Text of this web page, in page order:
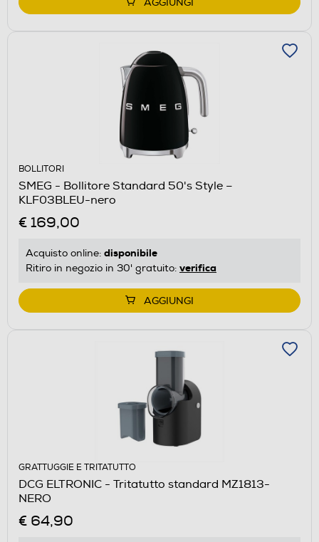
BOLLITORI
SMEG - Bollitore Standard 50's Style –
KLF03BLEU-nero
€ 169,00
Acquisto online: disponibile
Ritiro in negozio in 30' gratuito: verifica
AGGIUNGI
GRATTUGGIE E TRITATUTTO
DCG ELTRONIC - Tritatutto standard MZ1813-
NERO
€ 64,90